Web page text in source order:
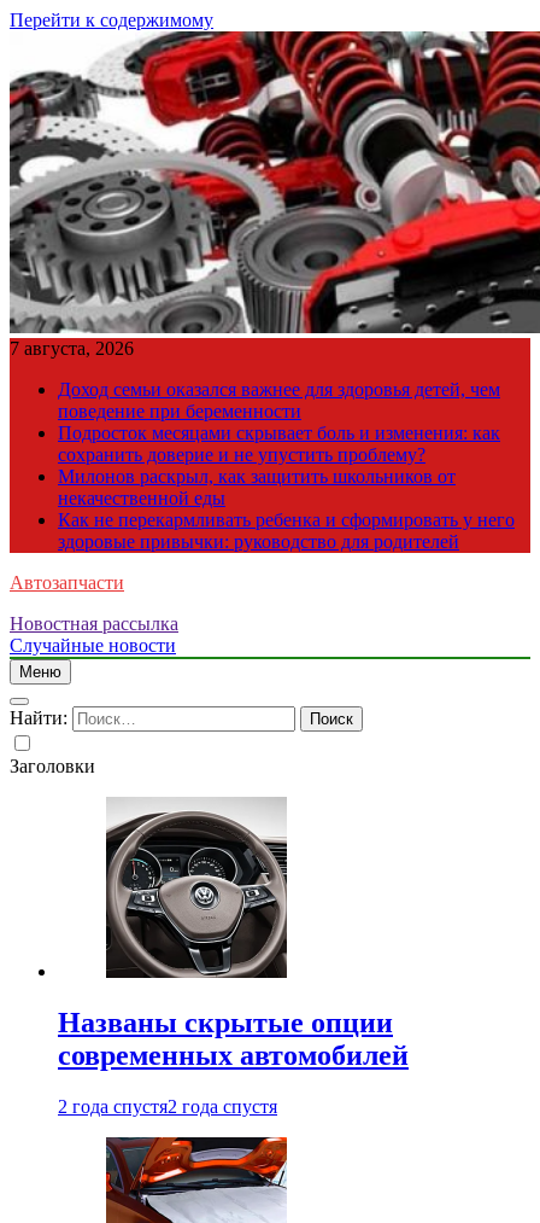
Перейти к содержимому
7 августа, 2026
Доход семьи оказался важнее для здоровья детей, чем
поведение при беременности
Подросток месяцами скрывает боль и изменения: как
сохранить доверие и не упустить проблему?
Милонов раскрыл, как защитить школьников от
некачественной еды
Как не перекармливать ребенка и сформировать у него
здоровые привычки: руководство для родителей
Автозапчасти
Новостная рассылка
Случайные новости
Меню
Найти:
Заголовки
Названы скрытые опции
современных автомобилей
2 года спустя2 года спустя